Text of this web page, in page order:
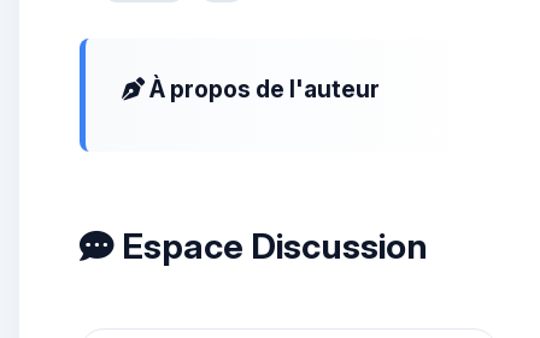
À propos de l'auteur
Espace Discussion